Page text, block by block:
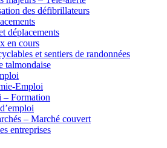
des défibrillateurs
déplacements
en cours
et sentiers de randonnées
talmondaise
Emploi
– Formation
– Marché couvert
entreprises